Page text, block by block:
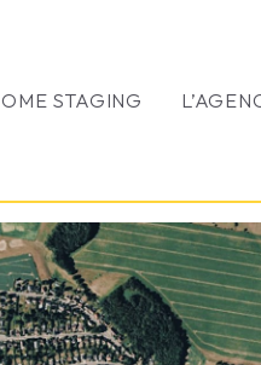
STAGING